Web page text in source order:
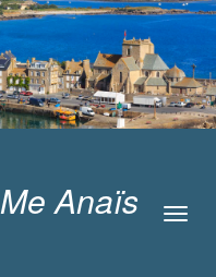
Anaïs